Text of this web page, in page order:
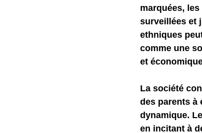
marquées,
surveillées et
ethniques
comme une
et
La société
des parents à
dynamique.
en incitant à